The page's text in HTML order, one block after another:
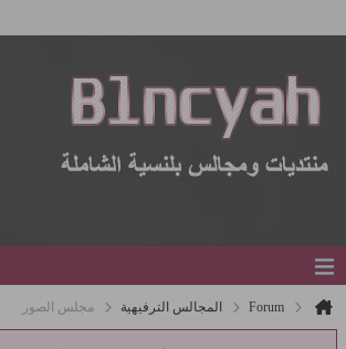
Forum المجالس الترفيهية مجلس الصور